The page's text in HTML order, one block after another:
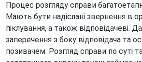
Процес розгляду справи
Мають бути надіслані звернення в
піклування, а також відповідачеві.
заперечення з боку відповідача та
позивачем. Розгляд справи по суті